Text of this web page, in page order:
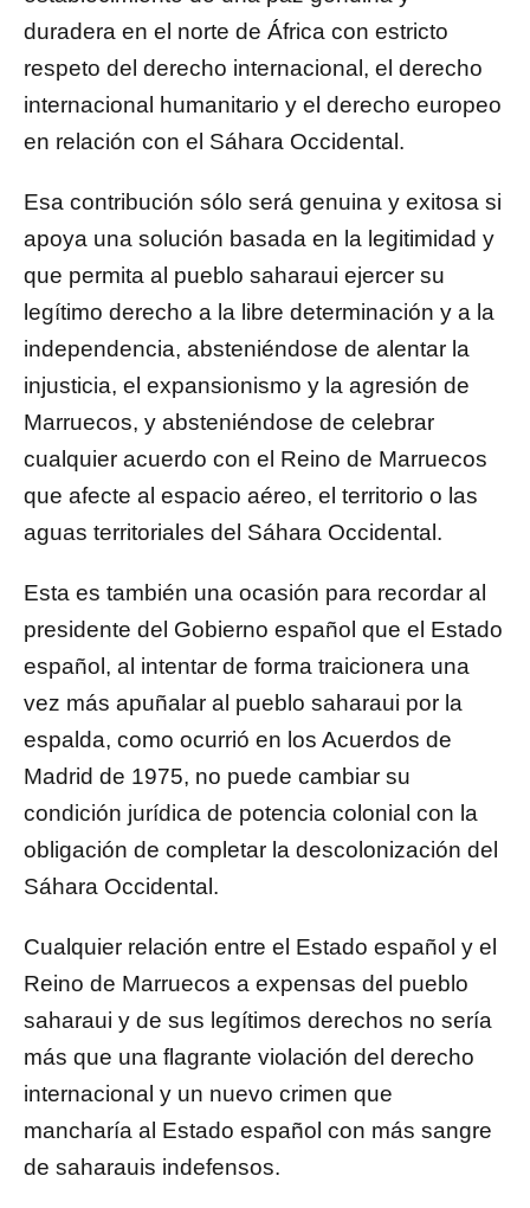
duradera en el norte de África con estricto
respeto del derecho internacional, el derecho
internacional humanitario y el derecho europeo
en relación con el Sáhara Occidental.
Esa contribución sólo será genuina y exitosa si
apoya una solución basada en la legitimidad y
que permita al pueblo saharaui ejercer su
legítimo derecho a la libre determinación y a la
independencia, absteniéndose de alentar la
injusticia, el expansionismo y la agresión de
Marruecos, y absteniéndose de celebrar
cualquier acuerdo con el Reino de Marruecos
que afecte al espacio aéreo, el territorio o las
aguas territoriales del Sáhara Occidental.
Esta es también una ocasión para recordar al
presidente del Gobierno español que el Estado
español, al intentar de forma traicionera una
vez más apuñalar al pueblo saharaui por la
espalda, como ocurrió en los Acuerdos de
Madrid de 1975, no puede cambiar su
condición jurídica de potencia colonial con la
obligación de completar la descolonización del
Sáhara Occidental.
Cualquier relación entre el Estado español y el
Reino de Marruecos a expensas del pueblo
saharaui y de sus legítimos derechos no sería
más que una flagrante violación del derecho
internacional y un nuevo crimen que
mancharía al Estado español con más sangre
de saharauis indefensos.